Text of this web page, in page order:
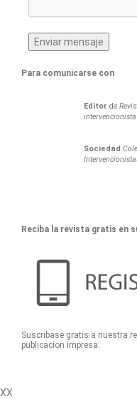
Para comunicarse con
Editor de
intervencionista
Sociedad
Reciba la revista gratis en
Suscribase gratis a nuestra
publicacion impresa.
XX